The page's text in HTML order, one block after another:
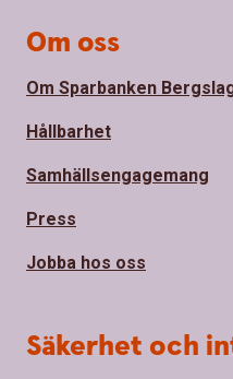
Om oss
Om Sparbanken
Hållbarhet
Samhällsengagemang
Press
Jobba hos oss
Säkerhet och